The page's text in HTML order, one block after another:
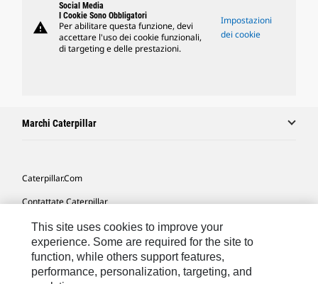
warning
Social Media
I Cookie Sono Obbligatori
Per abilitare questa funzione, devi
accettare l'uso dei cookie funzionali,
di targeting e delle prestazioni.
Impostazioni
dei cookie
Marchi Caterpillar
Caterpillar.com
Contattate Caterpillar
Le Mie Preferenze Di Marketing
Mappa Del Sito
Cookie Settings
This site uses cookies to improve your
experience. Some are required for the site to
function, while others support features,
performance, personalization, targeting, and